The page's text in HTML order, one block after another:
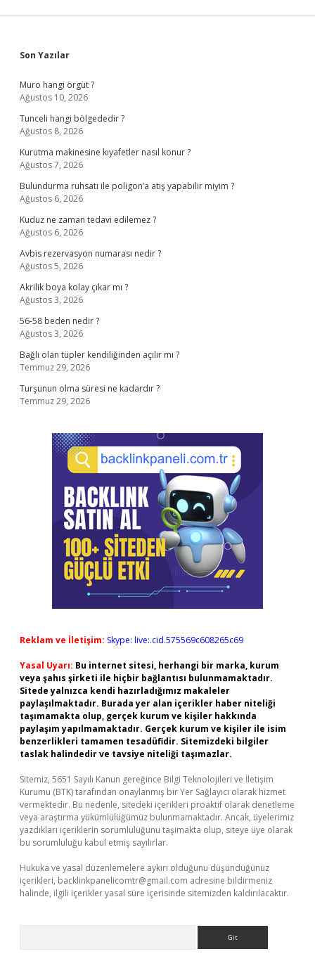
Sidebar
Son Yazılar
Muro hangi örgüt ?
Ağustos 10, 2026
Tunceli hangi bölgededir ?
Ağustos 8, 2026
Kurutma makinesine kıyafetler nasıl konur ?
Ağustos 7, 2026
Bulundurma ruhsatı ile poligon’a atış yapabilir miyim ?
Ağustos 6, 2026
Kuduz ne zaman tedavi edilemez ?
Ağustos 6, 2026
Avbis rezervasyon numarası nedir ?
Ağustos 5, 2026
Akrilik boya kolay çıkar mı ?
Ağustos 3, 2026
56-58 beden nedir ?
Ağustos 3, 2026
Bağlı olan tüpler kendiliğinden açılır mı ?
Temmuz 29, 2026
Turşunun olma süresi ne kadardır ?
Temmuz 29, 2026
Reklam ve İletişim: Skype: live:.cid.575569c608265c69
Yasal Uyarı: Bu internet sitesi, herhangi bir marka, kurum
veya şahıs şirketi ile hiçbir bağlantısı bulunmamaktadır.
Sitede yalnızca kendi hazırladığımız makaleler
paylaşılmaktadır. Burada yer alan içerikler haber niteliği
taşımamakta olup, gerçek kurum ve kişiler hakkında
paylaşım yapılmamaktadır. Gerçek kurum ve kişiler ile isim
benzerlikleri tamamen tesadüfidir. Sitemizdeki bilgiler
taslak halindedir ve tavsiye niteliği taşımazlar.
Sitemiz, 5651 Sayılı Kanun gereğince Bilgi Teknolojileri ve İletişim
Kurumu (BTK) tarafından onaylanmış bir Yer Sağlayıcı olarak hizmet
vermektedir. Bu nedenle, sitedeki içerikleri proaktif olarak denetleme
veya araştırma yükümlülüğümüz bulunmamaktadır. Ancak, üyelerimiz
yazdıkları içeriklerin sorumluluğunu taşımakta olup, siteye üye olarak
bu sorumluluğu kabul etmiş sayılırlar.
Hukuka ve yasal düzenlemelere aykırı olduğunu düşündüğünüz
içerikleri, backlinkpanelicomtr@gmail.com adresine bildirmeniz
halinde, ilgili içerikler yasal süre içerisinde sitemizden kaldırılacaktır.